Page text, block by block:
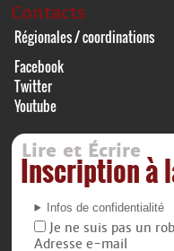
Contacts
Régionales / coordinations
Facebook
Twitter
Youtube
Lire et Écrire
Inscription à
Infos de confidentialité
Je ne suis pas un
Adresse e-mail